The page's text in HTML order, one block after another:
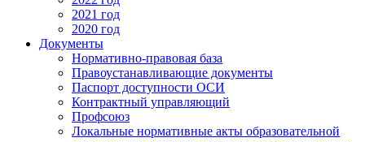
2021 год
2020 год
Документы
Нормативно-правовая база
Правоустанавливающие документы
Паспорт доступности ОСИ
Контрактный управляющий
Профсоюз
Локальные нормативные акты образовательной